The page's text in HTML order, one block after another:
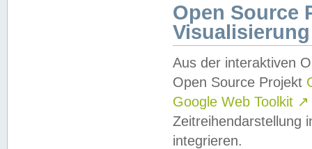
Open Source
Visualisierung
Aus der interaktiven
Open Source Projekt
Google Web Toolkit ↗
Zeitreihendarstellung
integrieren.